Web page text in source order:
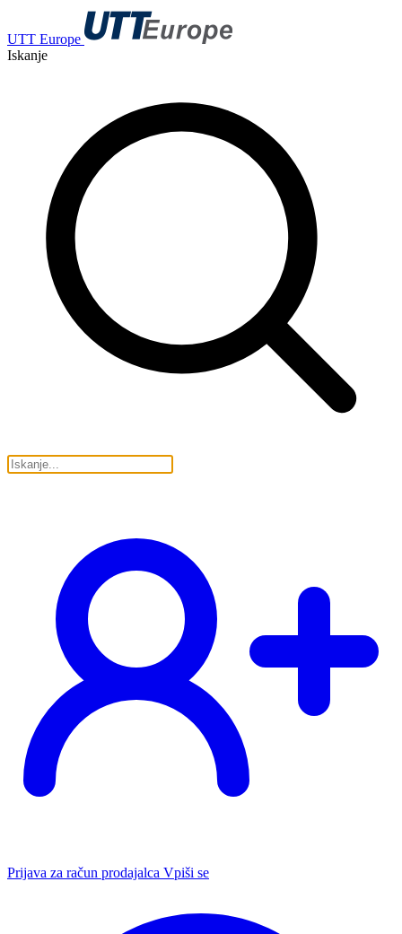
UTT Europe
Iskanje
Prijava za račun prodajalca Vpiši se